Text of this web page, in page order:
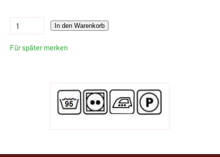
In den Warenkorb
Für später merken